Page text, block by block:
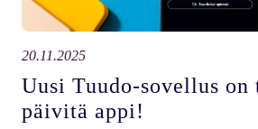
20.11.2025
Uusi Tuudo-sovellus on
päivitä appi!